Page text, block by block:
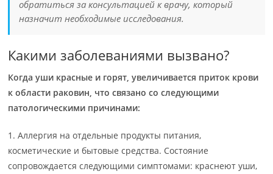
обратиться за консультацией к врачу, который
назначит необходимые исследования.
Какими заболеваниями вызвано?
Когда уши красные и горят, увеличивается приток крови
к области раковин, что связано со следующими
патологическими причинами:
1. Аллергия на отдельные продукты питания,
косметические и бытовые средства. Состояние
сопровождается следующими симптомами: краснеют уши,